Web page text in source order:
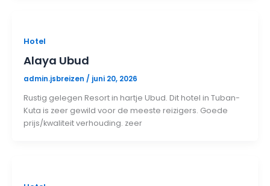
Hotel
Alaya Ubud
admin.jsbreizen / juni 20, 2026
Rustig gelegen Resort in hartje Ubud. Dit hotel in Tuban-
Kuta is zeer gewild voor de meeste reizigers. Goede
prijs/kwaliteit verhouding. zeer